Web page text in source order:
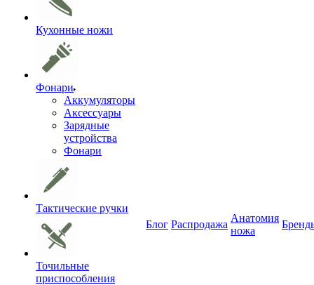
Кухонные ножи
Фонари
Аккумуляторы
Аксессуары
Зарядные
устройства
Фонари
Тактические ручки
Точильные
приспособления
Блог Распродажа
Анатомия
ножа